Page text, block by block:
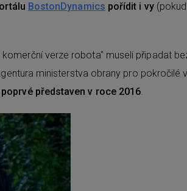
BostonDynamics pořídit i vy(pokud
verze robota" museli připadat
ministerstva obrany pro pokročilé
poprvé představen v roce 2016.